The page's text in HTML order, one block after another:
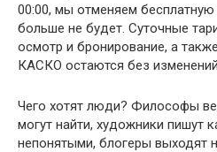
00:00, мы отменяем
больше не будет. Суточные
осмотр и бронирование, а
КАСКО остаются без изменений.
Чего хотят люди? Философы
могут найти, художники пишут
непонятыми, блогеры выходят